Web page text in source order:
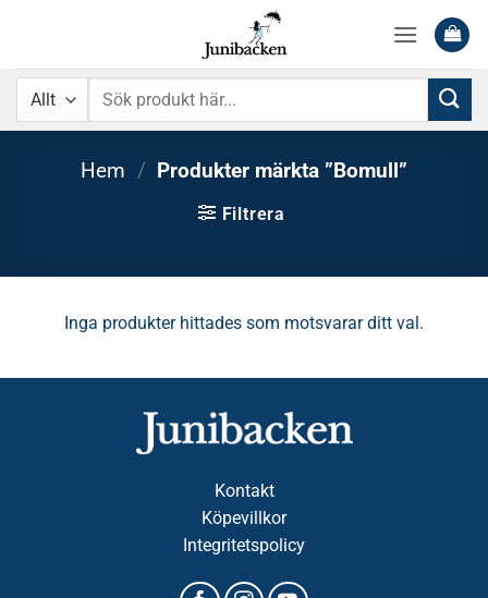
content
Sök
Hem / Produkter märkta ”Bomull”
Filtrera
Inga produkter hittades som motsvarar ditt val.
Kontakt
Köpevillkor
Integritetspolicy